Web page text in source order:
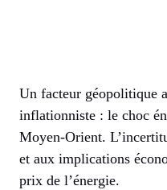
Un facteur géopolitique
inflationniste : le choc
Moyen-Orient.
et aux implications
prix de l’énergie.